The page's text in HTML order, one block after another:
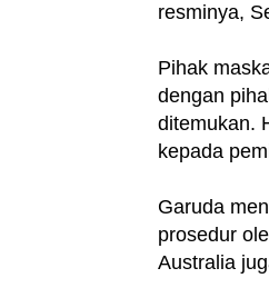
resminya,
Pihak
dengan
ditemukan.
kepada
Garuda
prosedur
Australia